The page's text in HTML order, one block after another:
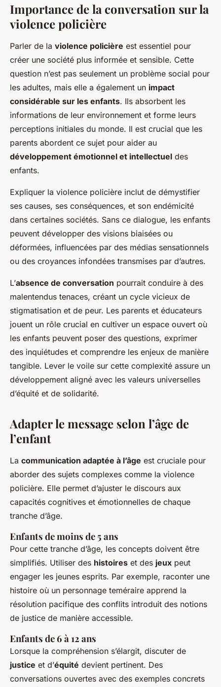
Importance de la conversation sur la
violence policière
Parler de la violence policière est essentiel pour
créer une société plus informée et sensible. Cette
question n’est pas seulement un problème social pour
les adultes, mais elle a également un impact
considérable sur les enfants. Ils absorbent les
informations de leur environnement et forme leurs
perceptions initiales du monde. Il est crucial que les
parents abordent ce sujet pour aider au
développement émotionnel et intellectuel des
enfants.
Expliquer la violence policière inclut de démystifier
ses causes, ses conséquences, et son endémicité
dans certaines sociétés. Sans ce dialogue, les enfants
peuvent développer des visions biaisées ou
déformées, influencées par des médias sensationnels
ou des croyances infondées transmises par d’autres.
L’absence de conversation pourrait conduire à des
malentendus tenaces, créant un cycle vicieux de
stigmatisation et de peur. Les parents et éducateurs
jouent un rôle crucial en cultiver un espace ouvert où
les enfants peuvent poser des questions, exprimer
des inquiétudes et comprendre les enjeux de manière
tangible. Lever le voile sur cette complexité assure un
développement aligné avec les valeurs universelles
d’équité et de solidarité.
Adapter le message selon l’âge de
l’enfant
La communication adaptée à l’âge est cruciale pour
aborder des sujets complexes comme la violence
policière. Elle permet d’ajuster le discours aux
capacités cognitives et émotionnelles de chaque
tranche d’âge.
Enfants de moins de 5 ans
Pour cette tranche d’âge, les concepts doivent être
simplifiés. Utiliser des histoires et des jeux peut
engager les jeunes esprits. Par exemple, raconter une
histoire où un personnage teméraire apprend la
résolution pacifique des conflits introduit des notions
de justice de manière accessible.
Enfants de 6 à 12 ans
Lorsque la compréhension s’élargit, discuter de
justice et d’équité devient pertinent. Des
conversations ouvertes avec des exemples concrets